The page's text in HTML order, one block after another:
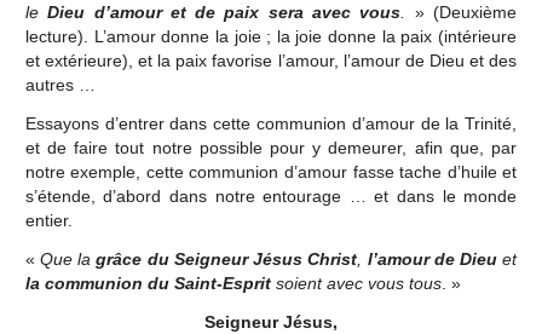
leDieu d’amour et de paix sera avec vous
» (Deuxième
lecture). L’amour donne la joie ; la joie donne la paix (intérieure
et extérieure), et la paix favorise l’amour, l’amour de Dieu et des
autres …
Essayons d’entrer dans cette communion d’amour de la Trinité,
et de faire tout notre possible pour y demeurer, afin que, par
notre exemple, cette communion d’amour fasse tache d’huile et
s’étende, d’abord dans notre entourage … et dans le monde
entier.
«Que lagrâce du Seigneur Jésus Christ l’amour de Dieuet
la communion du Saint-Espritsoient avec vous tous. »
Seigneur Jésus,